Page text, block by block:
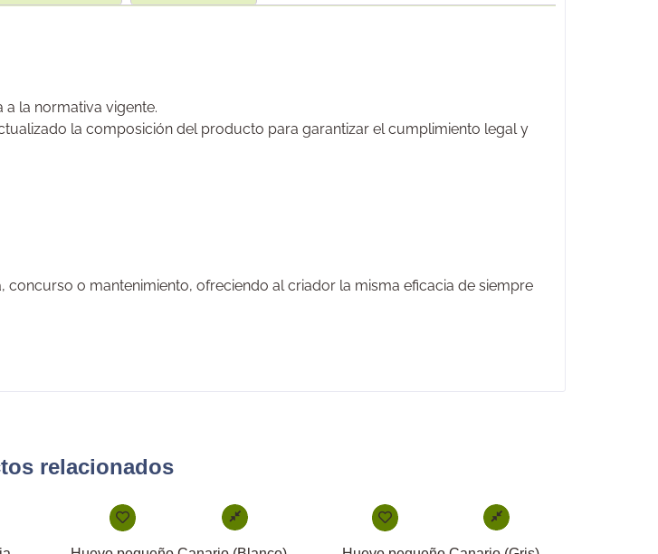
la normativa vigente.
la composición del producto para garantizar el cumplimiento legal y
o mantenimiento, ofreciendo al criador la misma eficacia de siempre
relacionados